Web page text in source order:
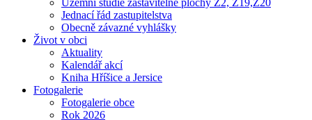
Územní studie zastavitelné plochy Z2, Z19,Z20
Jednací řád zastupitelstva
Obecně závazné vyhlášky
Život v obci
Aktuality
Kalendář akcí
Kniha Hříšice a Jersice
Fotogalerie
Fotogalerie obce
Rok 2026